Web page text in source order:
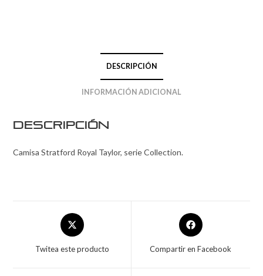
DESCRIPCIÓN
INFORMACIÓN ADICIONAL
Descripción
Camisa Stratford Royal Taylor, serie Collection.
Twitea este producto Compartir en Facebook